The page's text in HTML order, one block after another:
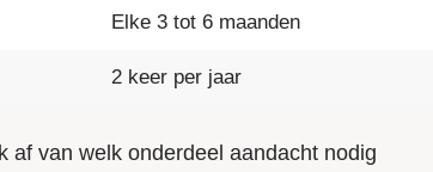
Elke 3 tot 6 maanden
2 keer per jaar
af van welk onderdeel aandacht nodig